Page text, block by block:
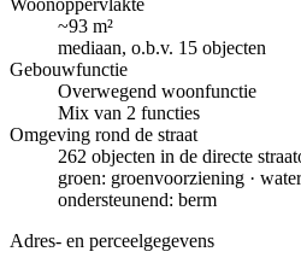
Woonoppervlakte
~93 m²
mediaan, o.b.v. 15 objecten
Gebouwfunctie
Overwegend woonfunctie
Mix van 2 functies
Omgeving rond de straat
262 objecten in de directe
groen: groenvoorziening ·
ondersteunend: berm
Adres- en perceelgegevens